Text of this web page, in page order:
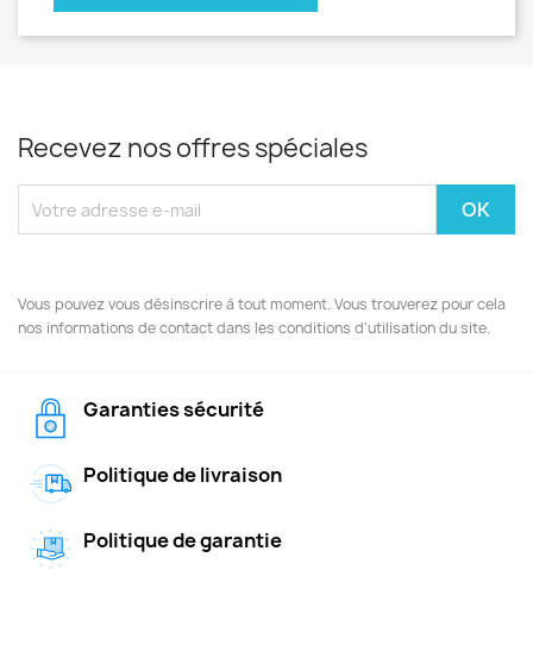
Recevez nos offres spéciales
Vous pouvez vous désinscrire à tout moment. Vous trouverez pour cela
nos informations de contact dans les conditions d'utilisation du site.
Garanties sécurité
Politique de livraison
Politique de garantie